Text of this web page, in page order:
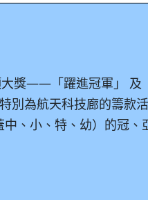
大獎——「躍進冠軍」 及
別為航天科技廊的籌款
、小、特、幼）的冠、